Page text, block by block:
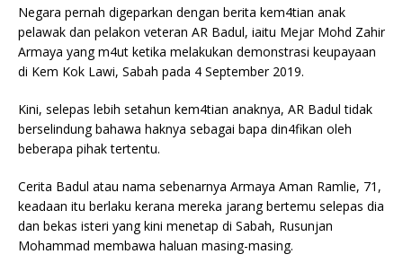
Negara pernah digeparkan dengan berita kem4tian anak
pelawak dan pelakon veteran AR Badul, iaitu Mejar Mohd Zahir
Armaya yang m4ut ketika melakukan demonstrasi keupayaan
di Kem Kok Lawi, Sabah pada 4 September 2019.
Kini, selepas lebih setahun kem4tian anaknya, AR Badul tidak
berselindung bahawa haknya sebagai bapa din4fikan oleh
beberapa pihak tertentu.
Cerita Badul atau nama sebenarnya Armaya Aman Ramlie, 71,
keadaan itu berlaku kerana mereka jarang bertemu selepas dia
dan bekas isteri yang kini menetap di Sabah, Rusunjan
Mohammad membawa haluan masing-masing.